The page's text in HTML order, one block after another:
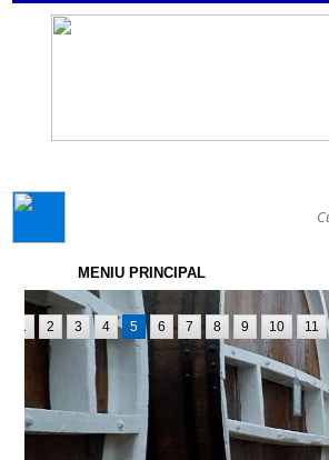
MENIU PRINCIPAL
1 2 3 4 5 6 7 8 9 10 11